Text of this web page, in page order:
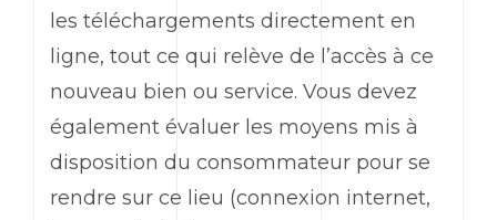
les téléchargements directement en
ligne, tout ce qui relève de l’accès à ce
nouveau bien ou service. Vous devez
également évaluer les moyens mis à
disposition du consommateur pour se
rendre sur ce lieu (connexion internet,